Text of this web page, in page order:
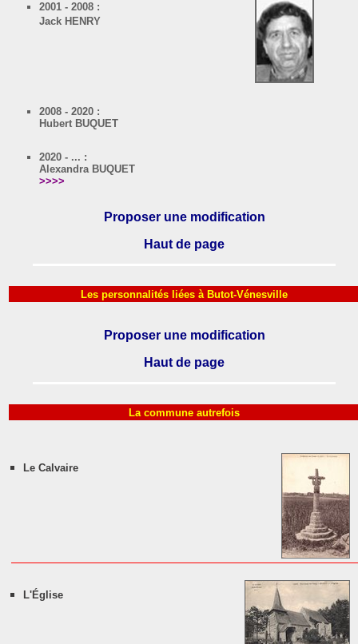
2001 - 2008 :
Jack HENRY
2008 - 2020 :
Hubert BUQUET
2020 - ... :
Alexandra BUQUET
>>>>
Proposer une modification
Haut de page
Les personnalités liées à Butot-Vénesville
Proposer une modification
Haut de page
La commune autrefois
Le Calvaire
L'Église